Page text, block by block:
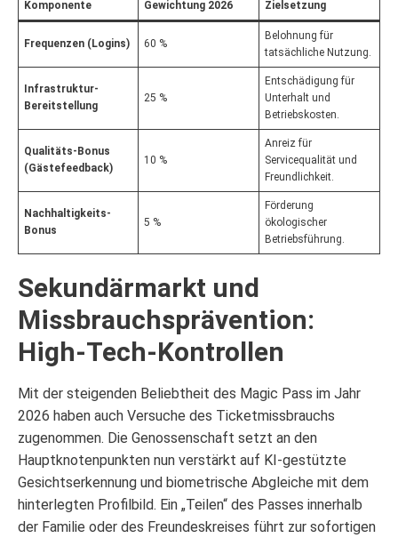
Komponente Gewichtung 2026 Zielsetzung
Frequenzen (Logins) 60 %
Belohnung für
tatsächliche Nutzung.
Infrastruktur-
Bereitstellung
25 %
Entschädigung für
Unterhalt und
Betriebskosten.
Qualitäts-Bonus
(Gästefeedback)
10 %
Anreiz für
Servicequalität und
Freundlichkeit.
Nachhaltigkeits-
Bonus
5 %
Förderung
ökologischer
Betriebsführung.
Sekundärmarkt und
Missbrauchsprävention:
High-Tech-Kontrollen
Mit der steigenden Beliebtheit des Magic Pass im Jahr
2026 haben auch Versuche des Ticketmissbrauchs
zugenommen. Die Genossenschaft setzt an den
Hauptknotenpunkten nun verstärkt auf KI-gestützte
Gesichtserkennung und biometrische Abgleiche mit dem
hinterlegten Profilbild. Ein „Teilen“ des Passes innerhalb
der Familie oder des Freundeskreises führt zur sofortigen